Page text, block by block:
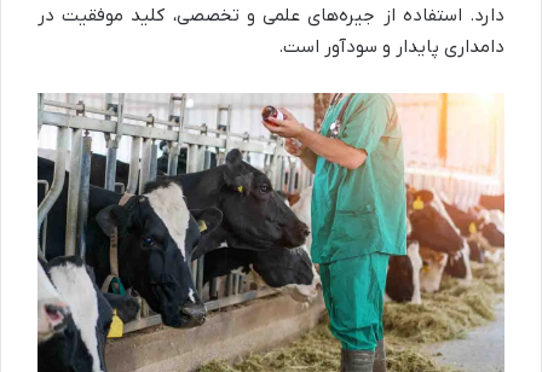
دارد. استفاده از جیره‌های علمی و تخصصی، کلید موفقیت در
دامداری پایدار و سودآور است.